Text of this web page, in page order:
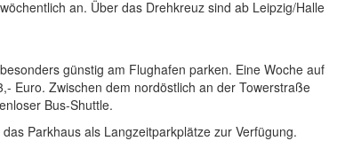
an. Über das Drehkreuz sind ab Leipzig/Halle
günstig am Flughafen parken. Eine Woche auf
Euro. Zwischen dem nordöstlich an der Towerstraße
Bus-Shuttle.
Parkhaus als Langzeitparkplätze zur Verfügung.